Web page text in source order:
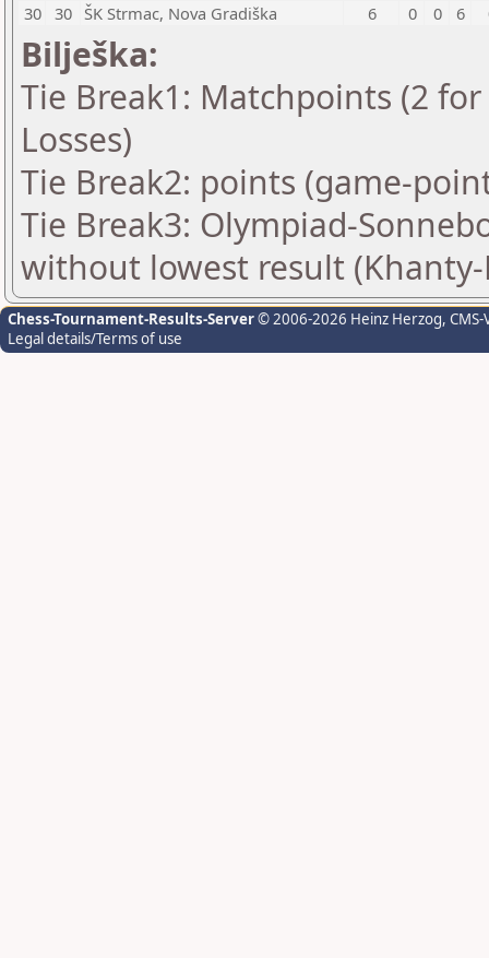
30
30 ŠK Strmac, Nova Gradiška 6 0 0 6
Bilješka:
Tie Break1: Matchpoints (2
Losses)
Tie Break2: points (game-
Tie Break3: Olympiad-
without lowest result
Chess-Tournament-Results-Server© 2006-2026 Heinz Herzog,
Legal details/Terms of use